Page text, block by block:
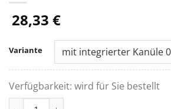
28,33 €
Variante
Verfügbarkeit: wird für Sie bestellt